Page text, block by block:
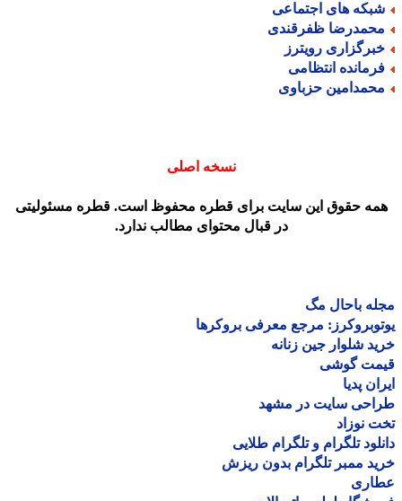
های اجتماعی
ظفرقندی
رویترز
انتظامی
حزباوی
نسخه اصلی
حقوق این سایت برای قطره محفوظ است. قطره مسئولیتی
در قبال محتوای مطالب ندارد.
باحال مگ
مرجع معرفی بروکرها
شلوار جین زنانه
گوشی
پدیا
سایت در مشهد
نوزاد
تلگرام و تلگرام طلایی
ممبر تلگرام بدون ریزش